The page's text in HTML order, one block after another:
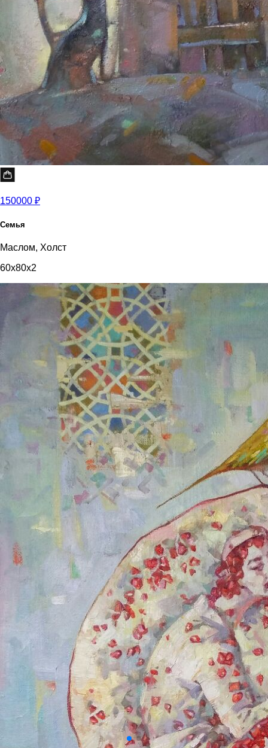
150000 ₽
Семья
Маслом, Холст
60x80x2